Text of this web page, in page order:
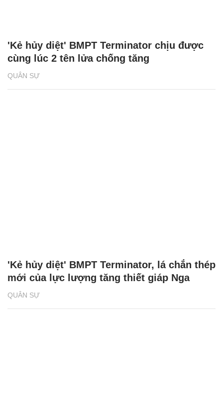
QUÂN SỰ
'Kẻ hủy diệt' BMPT Terminator chịu được
cùng lúc 2 tên lửa chống tăng
QUÂN SỰ
'Kẻ hủy diệt' BMPT Terminator, lá chắn thép
mới của lực lượng tăng thiết giáp Nga